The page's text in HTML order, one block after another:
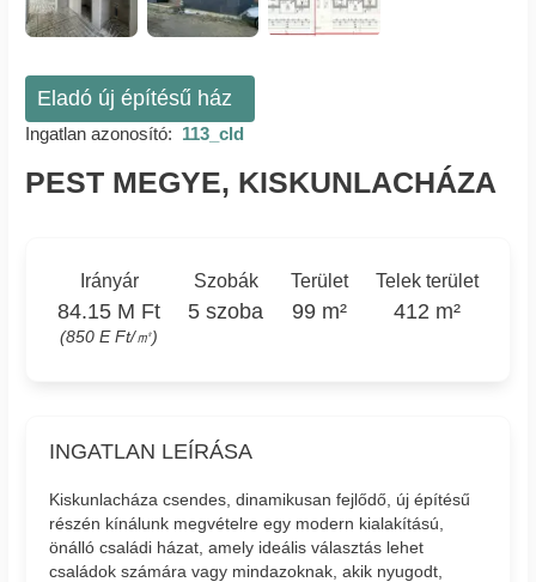
Eladó új építésű ház
Ingatlan azonosító: 113_cld
PEST MEGYE, KISKUNLACHÁZA
Irányár
84.15 M Ft
(850 E Ft/㎡)
Szobák
5 szoba
Terület
99 m²
Telek terület
412 m²
INGATLAN LEÍRÁSA
Kiskunlacháza csendes, dinamikusan fejlődő, új építésű
részén kínálunk megvételre egy modern kialakítású,
önálló családi házat, amely ideális választás lehet
családok számára vagy mindazoknak, akik nyugodt,